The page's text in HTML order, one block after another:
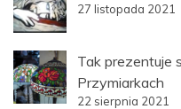
27 listopada 2021
Tak prezentuje
Przymiarkach
22 sierpnia 2021